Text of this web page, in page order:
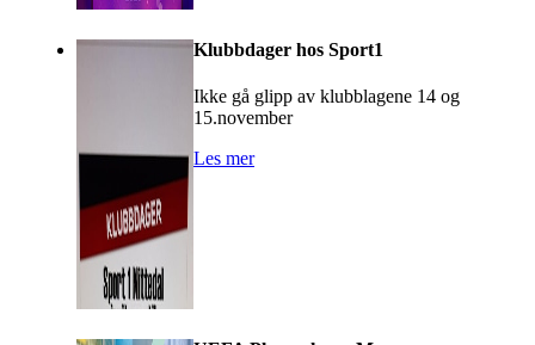
Klubbdager hos Sport1
Ikke gå glipp av klubblagene 14 og
15.november
Les mer